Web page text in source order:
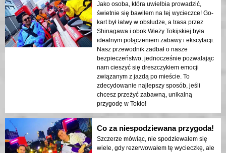
Jako osoba, która uwielbia prowadzić,
świetnie się bawiłem na tej wycieczce! Go-
kart był łatwy w obsłudze, a trasa przez
Shinagawa i obok Wieży Tokijskiej była
idealnym połączeniem zabawy i ekscytacji.
Nasz przewodnik zadbał o nasze
bezpieczeństwo, jednocześnie pozwalając
nam cieszyć się dreszczykiem emocji
związanym z jazdą po mieście. To
zdecydowanie najlepszy sposób, jeśli
chcesz przeżyć zabawną, unikalną
przygodę w Tokio!
Co za niespodziewana przygoda!
Szczerze mówiąc, nie spodziewałem się
wiele, gdy rezerwowałem tę wycieczkę, ale